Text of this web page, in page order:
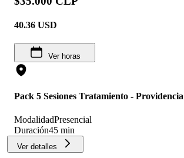
40.36 USD
Ver horas
Pack 5 Sesiones Tratamiento - Providencia
ModalidadPresencial
Duración45 min
Ver detalles